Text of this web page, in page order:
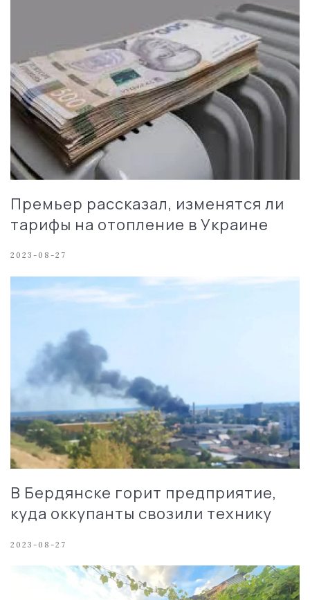
Премьер рассказал, изменятся ли
тарифы на отопление в Украине
2023-08-27
В Бердянске горит предприятие,
куда оккупанты свозили технику
2023-08-27